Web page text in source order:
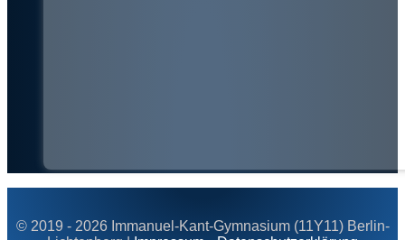
© 2019 - 2026 Immanuel-Kant-Gymnasium (11Y11) Berlin-